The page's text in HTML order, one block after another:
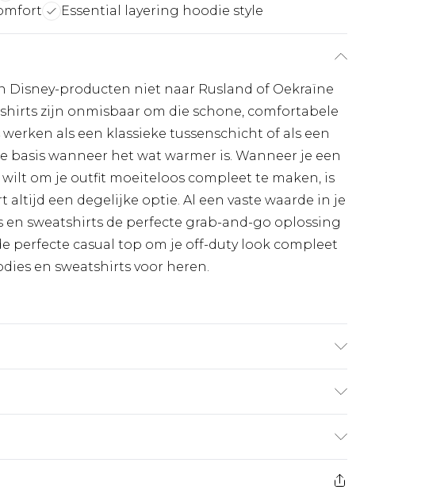
Essential layering hoodie style
Disney-producten niet naar Rusland of Oekraïne
zijn onmisbaar om die schone, comfortabele
als een klassieke tussenschicht of als een
basis wanneer het wat warmer is. Wanneer je een
om je outfit moeiteloos compleet te maken, is
altijd een degelijke optie. Al een vaste waarde in je
en sweatshirts de perfecte grab-and-go oplossing
perfecte casual top om je off-duty look compleet
en sweatshirts voor heren.
€7.99
€17.99